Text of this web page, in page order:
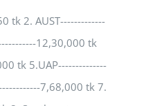
tk 2. AUST-------------
12,30,000 tk
tk 5.UAP--------------
7,68,000 tk 7.